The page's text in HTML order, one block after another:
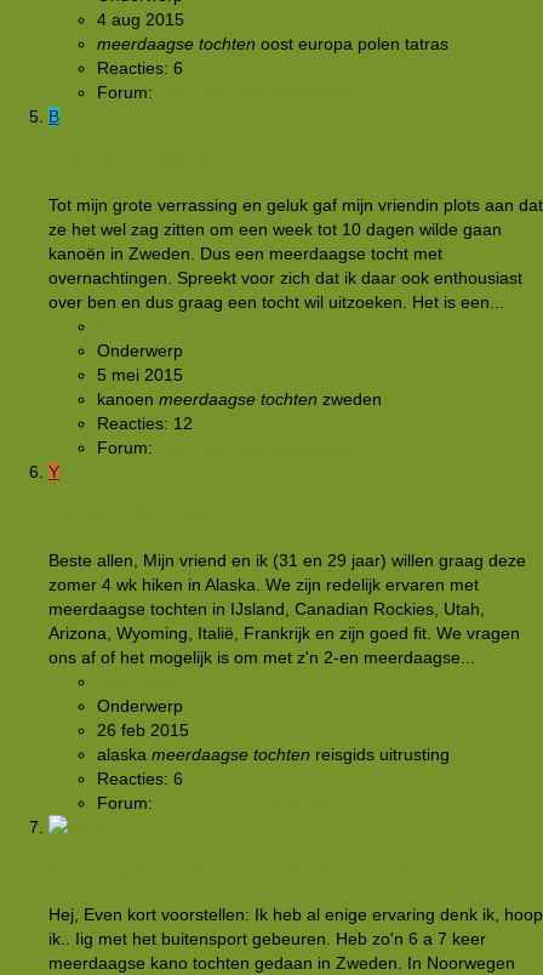
4 aug 2015
meerdaagse tochten oost europa polen tatras
Reacties: 6
Forum:
B
Tot mijn grote verrassing en geluk gaf mijn vriendin plots aan dat
ze het wel zag zitten om een week tot 10 dagen wilde gaan
kanoën in Zweden. Dus een meerdaagse tocht met
overnachtingen. Spreekt voor zich dat ik daar ook enthousiast
over ben en dus graag een tocht wil uitzoeken. Het is een...
Onderwerp
5 mei 2015
kanoen meerdaagse tochten zweden
Reacties: 12
Forum:
Y
Beste allen, Mijn vriend en ik (31 en 29 jaar) willen graag deze
zomer 4 wk hiken in Alaska. We zijn redelijk ervaren met
meerdaagse tochten in IJsland, Canadian Rockies, Utah,
Arizona, Wyoming, Italië, Frankrijk en zijn goed fit. We vragen
ons af of het mogelijk is om met z'n 2-en meerdaagse...
Onderwerp
26 feb 2015
alaska meerdaagse tochten reisgids uitrusting
Reacties: 6
Forum:
Hej, Even kort voorstellen: Ik heb al enige ervaring denk ik, hoop
ik.. Iig met het buitensport gebeuren. Heb zo'n 6 a 7 keer
meerdaagse kano tochten gedaan in Zweden. In Noorwegen